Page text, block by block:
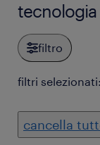
tecnologia
filtro
filtri selezionati:
cancella